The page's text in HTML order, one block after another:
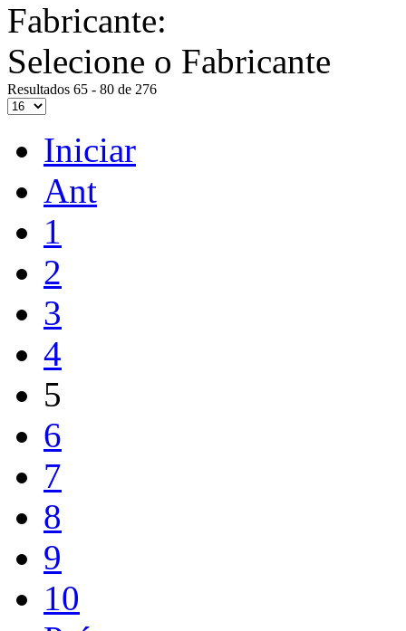
Fabricante:
Selecione o Fabricante
Resultados 65 - 80 de 276
Iniciar
Ant
1
2
3
4
5
6
7
8
9
10